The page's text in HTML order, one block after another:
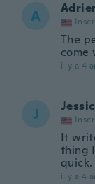
A
The
come
il y a 4
J
It
thing
il y a 4